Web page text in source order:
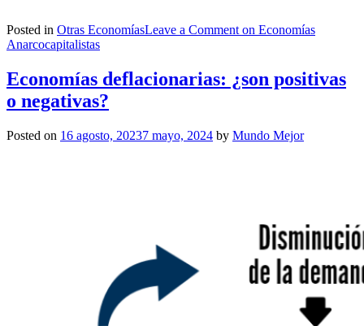
Posted in Otras EconomíasLeave a Comment on Economías
Anarcocapitalistas
Economías deflacionarias: ¿son positivas
o negativas?
Posted on 16 agosto, 20237 mayo, 2024 by Mundo Mejor